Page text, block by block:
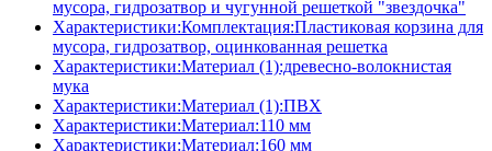
мусора, гидрозатвор и чугунной решеткой "звездочка"
Характеристики:Комплектация:Пластиковая корзина для
мусора, гидрозатвор, оцинкованная решетка
Характеристики:Материал (1):древесно-волокнистая
мука
Характеристики:Материал (1):ПВХ
Характеристики:Материал:110 мм
Характеристики:Материал:160 мм